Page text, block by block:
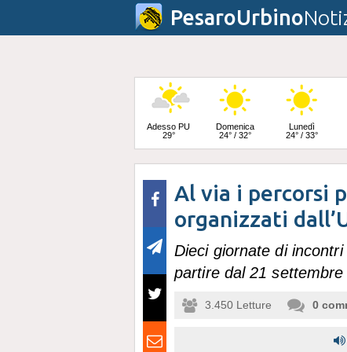
PesaroUrbino
Adesso PU
29°
Domenica
24° / 32°
Lunedì
24° / 33°
Martedì
25° / 34°
Al via i percorsi
organizzati
Dieci giornate di
partire dal 21 settembre
3.450 Letture 0